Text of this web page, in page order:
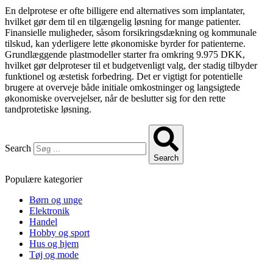
En delprotese er ofte billigere end alternatives som implantater,
hvilket gør dem til en tilgængelig løsning for mange patienter.
Finansielle muligheder, såsom forsikringsdækning og kommunale
tilskud, kan yderligere lette økonomiske byrder for patienterne.
Grundlæggende plastmodeller starter fra omkring 9.975 DKK,
hvilket gør delproteser til et budgetvenligt valg, der stadig tilbyder
funktionel og æstetisk forbedring. Det er vigtigt for potentielle
brugere at overveje både initiale omkostninger og langsigtede
økonomiske overvejelser, når de beslutter sig for den rette
tandprotetiske løsning.
Search
Search
Populære kategorier
Børn og unge
Elektronik
Handel
Hobby og sport
Hus og hjem
Tøj og mode